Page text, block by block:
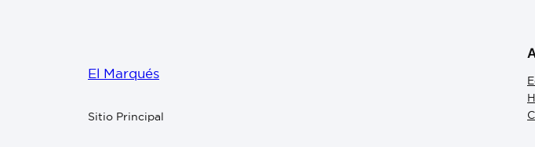
El Marqués
Sitio Principal